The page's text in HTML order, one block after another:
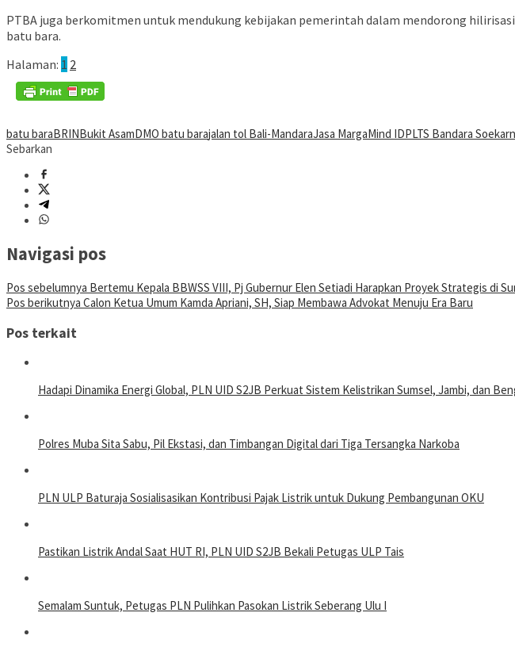
PTBA juga berkomitmen untuk mendukung kebijakan pemerintah dalam mendorong
batu bara.
Halaman: 1 2
batu baraBRINBukit AsamDMO batu barajalan tol Bali-MandaraJasa MargaMind IDPLTS Bandara
Sebarkan
Navigasi pos
Pos sebelumnya Bertemu Kepala BBWSS VIII, Pj Gubernur Elen Setiadi Harapkan Proyek Strategis di
Pos berikutnya Calon Ketua Umum Kamda Apriani, SH, Siap Membawa Advokat Menuju Era Baru
Pos terkait
Hadapi Dinamika Energi Global, PLN UID S2JB Perkuat Sistem Kelistrikan Sumsel, Jambi, dan
Polres Muba Sita Sabu, Pil Ekstasi, dan Timbangan Digital dari Tiga Tersangka Narkoba
PLN ULP Baturaja Sosialisasikan Kontribusi Pajak Listrik untuk Dukung Pembangunan OKU
Pastikan Listrik Andal Saat HUT RI, PLN UID S2JB Bekali Petugas ULP Tais
Semalam Suntuk, Petugas PLN Pulihkan Pasokan Listrik Seberang Ulu I